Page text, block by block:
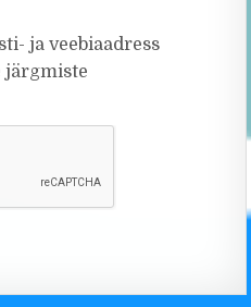
ja veebiaadress
järgmiste